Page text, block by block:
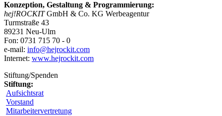
Konzeption, Gestaltung & Programmierung:
hej!ROCKITGmbH & Co. KG Werbeagentur
Turmstraße 43
89231 Neu-Ulm
Fon: 0731 715 70 - 0
e-mail: info@hejrockit.com
Internet: www.hejrockit.com
Stiftung/Spenden
Stiftung:
Aufsichtsrat
Vorstand
Mitarbeitervertretung